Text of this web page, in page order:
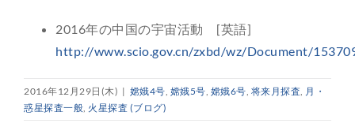
2016年の中国の宇宙活動 [英語]
http://www.scio.gov.cn/zxbd/wz/Document/
2016年12月29日(木) | 嫦娥4号, 嫦娥5号, 嫦娥6号, 将来月探査, 月・
惑星探査一般, 火星探査 (ブログ)